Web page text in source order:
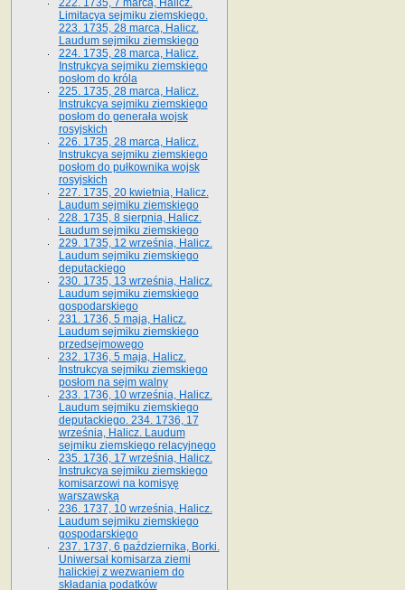
222. 1735, 7 marca, Halicz.
Limitacya sejmiku ziemskiego.
223. 1735, 28 marca, Halicz.
Laudum sejmiku ziemskiego
224. 1735, 28 marca, Halicz.
Instrukcya sejmiku ziemskiego
posłom do króla
225. 1735, 28 marca, Halicz.
Instrukcya sejmiku ziemskiego
posłom do generała wojsk
rosyjskich
226. 1735, 28 marca, Halicz.
Instrukcya sejmiku ziemskiego
posłom do pułkownika wojsk
rosyjskich
227. 1735, 20 kwietnia, Halicz.
Laudum sejmiku ziemskiego
228. 1735, 8 sierpnia, Halicz.
Laudum sejmiku ziemskiego
229. 1735, 12 września, Halicz.
Laudum sejmiku ziemskiego
deputackiego
230. 1735, 13 września, Halicz.
Laudum sejmiku ziemskiego
gospodarskiego
231. 1736, 5 maja, Halicz.
Laudum sejmiku ziemskiego
przedsejmowego
232. 1736, 5 maja, Halicz.
Instrukcya sejmiku ziemskiego
posłom na sejm walny
233. 1736, 10 września, Halicz.
Laudum sejmiku ziemskiego
deputackiego. 234. 1736, 17
września, Halicz. Laudum
sejmiku ziemskiego relacyjnego
235. 1736, 17 września, Halicz.
Instrukcya sejmiku ziemskiego
komisarzowi na komisyę
warszawską
236. 1737, 10 września, Halicz.
Laudum sejmiku ziemskiego
gospodarskiego
237. 1737, 6 października, Borki.
Uniwersał komisarza ziemi
halickiej z wezwaniem do
składania podatków